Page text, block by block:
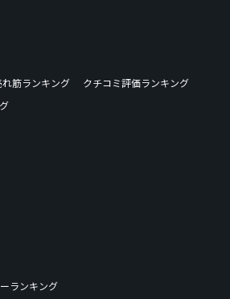
れ筋ランキング
クチコミ評価ランキング
ランキング